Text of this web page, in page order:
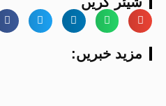
:مزید خبریں